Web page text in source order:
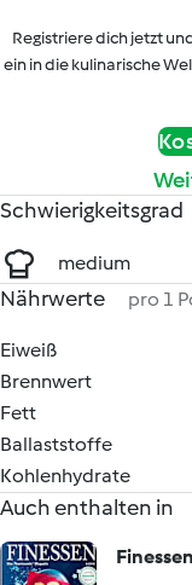
Registriere dich jetzt
ein in die kulinarische
Schwierigkeitsgrad
medium
Nährwerte pro 1
Eiweiß
Brennwert
Fett
Ballaststoffe
Kohlenhydrate
Auch enthalten in